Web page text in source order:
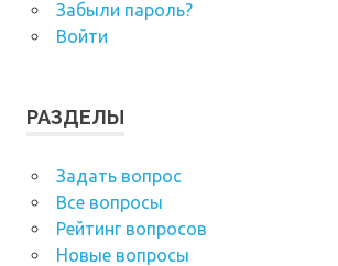
Забыли пароль?
Войти
РАЗДЕЛЫ
Задать вопрос
Все вопросы
Рейтинг вопросов
Новые вопросы